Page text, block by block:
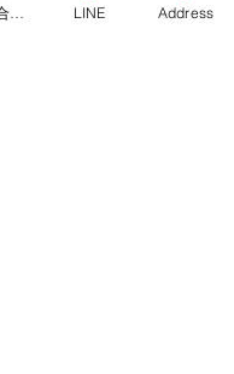
い」と感じる方へ。原因
お問い合わせフォーム LINE Address